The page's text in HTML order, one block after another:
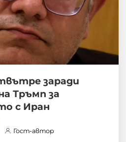
заради
Тръмп за
с Иран
Гост-автор